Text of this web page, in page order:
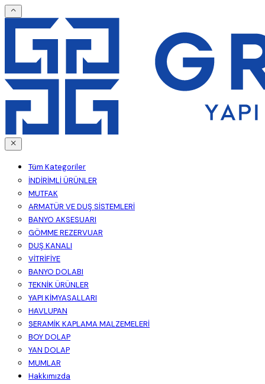
Tüm Kategoriler
İNDİRİMLİ ÜRÜNLER
MUTFAK
ARMATÜR VE DUŞ SİSTEMLERİ
BANYO AKSESUARI
GÖMME REZERVUAR
DUŞ KANALI
VİTRİFİYE
BANYO DOLABI
TEKNİK ÜRÜNLER
YAPI KİMYASALLARI
HAVLUPAN
SERAMİK KAPLAMA MALZEMELERİ
BOY DOLAP
YAN DOLAP
MUMLAR
Hakkımızda